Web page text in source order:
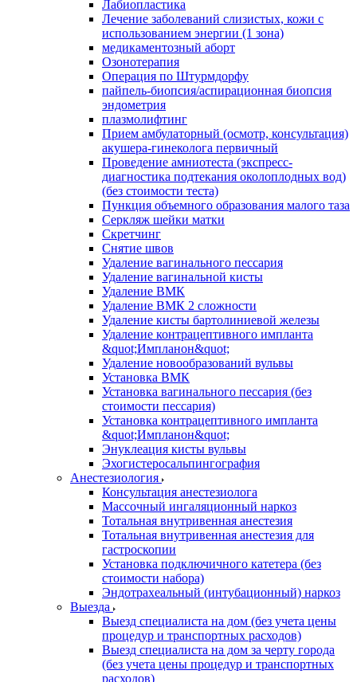
Лабиопластика
Лечение заболеваний слизистых, кожи с
использованием энергии (1 зона)
медикаментозный аборт
Озонотерапия
Операция по Штурмдорфу
пайпель-биопсия/аспирационная биопсия
эндометрия
плазмолифтинг
Прием амбулаторный (осмотр, консультация)
акушера-гинеколога первичный
Проведение амниотеста (экспресс-
диагностика подтекания околоплодных вод)
(без стоимости теста)
Пункция объемного образования малого таза
Серкляж шейки матки
Скретчинг
Снятие швов
Удаление вагинального пессария
Удаление вагинальной кисты
Удаление ВМК
Удаление ВМК 2 сложности
Удаление кисты бартолиниевой железы
Удаление контрацептивного импланта
&quot;Импланон&quot;
Удаление новообразований вульвы
Установка ВМК
Установка вагинального пессария (без
стоимости пессария)
Установка контрацептивного импланта
&quot;Импланон&quot;
Энуклеация кисты вульвы
Эхогистеросальпингография
Анестезиология
Консультация анестезиолога
Массочный ингаляционный наркоз
Тотальная внутривенная анестезия
Тотальная внутривенная анестезия для
гастроскопии
Установка подключичного катетера (без
стоимости набора)
Эндотрахеальный (интубационный) наркоз
Выезда
Выезд специалиста на дом (без учета цены
процедур и транспортных расходов)
Выезд специалиста на дом за черту города
(без учета цены процедур и транспортных
расходов)